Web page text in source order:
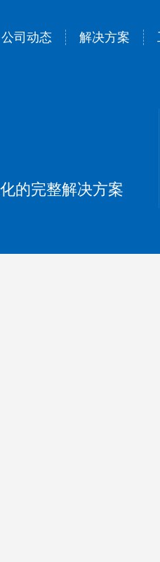
公司动态 解决方案
的完整解决方案